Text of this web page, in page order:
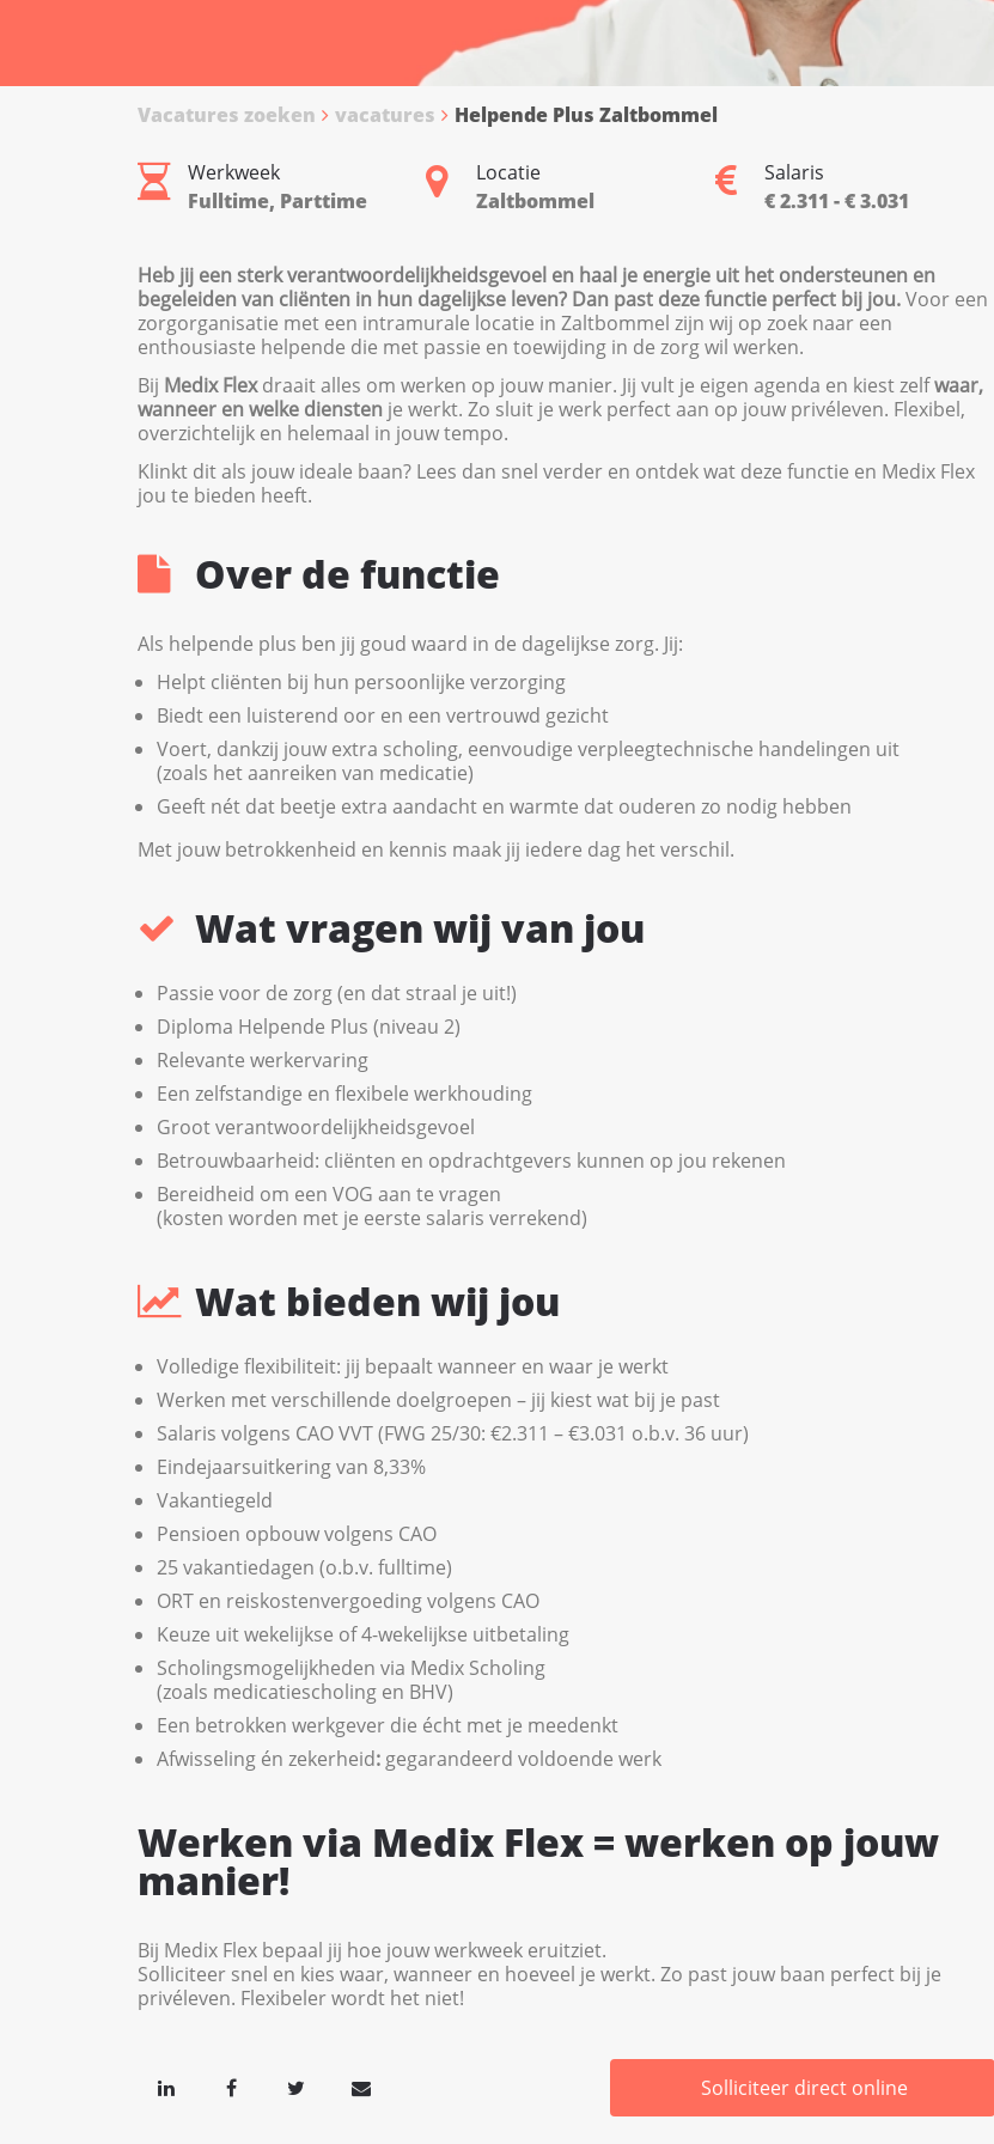
Vacatures zoeken vacatures Helpende Plus Zaltbommel
Werkweek
Fulltime, Parttime
Locatie
Zaltbommel
Salaris
€ 2.311 - € 3.031
Heb jij een sterk verantwoordelijkheidsgevoel en haal je energie uit het ondersteunen en
begeleiden van cliënten in hun dagelijkse leven? Dan past deze functie perfect bij jou.Voor een
zorgorganisatie met een intramurale locatie in Zaltbommel zijn wij op zoek naar een
enthousiaste helpende die met passie en toewijding in de zorg wil werken.
Bij Medix Flex draait alles om werken op jouw manier. Jij vult je eigen agenda en kiest zelfwaar,
wanneer en welke diensten je werkt. Zo sluit je werk perfect aan op jouw privéleven. Flexibel,
overzichtelijk en helemaal in jouw tempo.
Klinkt dit als jouw ideale baan? Lees dan snel verder en ontdek wat deze functie en Medix Flex
jou te bieden heeft.
Over de functie
Als helpende plus ben jij goud waard in de dagelijkse zorg. Jij:
Helpt cliënten bij hun persoonlijke verzorging
Biedt een luisterend oor en een vertrouwd gezicht
Voert, dankzij jouw extra scholing, eenvoudige verpleegtechnische handelingen uit
(zoals het aanreiken van medicatie)
Geeft nét dat beetje extra aandacht en warmte dat ouderen zo nodig hebben
Met jouw betrokkenheid en kennis maak jij iedere dag het verschil.
Wat vragen wij van jou
Passie voor de zorg (en dat straal je uit!)
Diploma Helpende Plus (niveau 2)
Relevante werkervaring
Een zelfstandige en flexibele werkhouding
Groot verantwoordelijkheidsgevoel
Betrouwbaarheid: cliënten en opdrachtgevers kunnen op jou rekenen
Bereidheid om een VOG aan te vragen
(kosten worden met je eerste salaris verrekend)
Wat bieden wij jou
Volledige flexibiliteit: jij bepaalt wanneer en waar je werkt
Werken met verschillende doelgroepen – jij kiest wat bij je past
Salaris volgens CAO VVT (FWG 25/30: €2.311 – €3.031 o.b.v. 36 uur)
Eindejaarsuitkering van 8,33%
Vakantiegeld
Pensioen opbouw volgens CAO
25 vakantiedagen (o.b.v. fulltime)
ORT en reiskostenvergoeding volgens CAO
Keuze uit wekelijkse of 4-wekelijkse uitbetaling
Scholingsmogelijkheden via Medix Scholing
(zoals medicatiescholing en BHV)
Een betrokken werkgever die écht met je meedenkt
Afwisseling én zekerheid: gegarandeerd voldoende werk
Werken via Medix Flex = werken op jouw
manier!
Bij Medix Flex bepaal jij hoe jouw werkweek eruitziet.
Solliciteer snel en kies waar, wanneer en hoeveel je werkt. Zo past jouw baan perfect bij je
privéleven. Flexibeler wordt het niet!
Solliciteer direct online